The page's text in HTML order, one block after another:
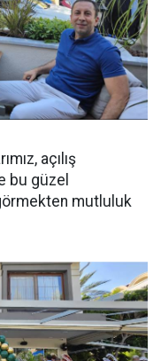
açılış
bu güzel
mutluluk